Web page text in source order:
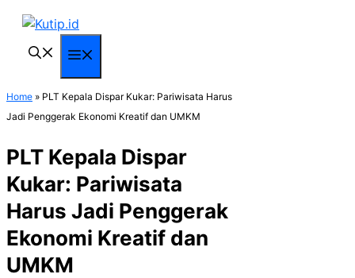
Langsung
Home » PLT Kepala Dispar Kukar: Pariwisata Harus
Jadi Penggerak Ekonomi Kreatif dan UMKM
PLT Kepala Dispar
Kukar: Pariwisata
Harus Jadi Penggerak
Ekonomi Kreatif dan
UMKM